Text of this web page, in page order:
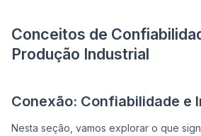
Conceitos de
Produção Industrial
Conexão: Confiabilidade e
Nesta seção, vamos explorar o que